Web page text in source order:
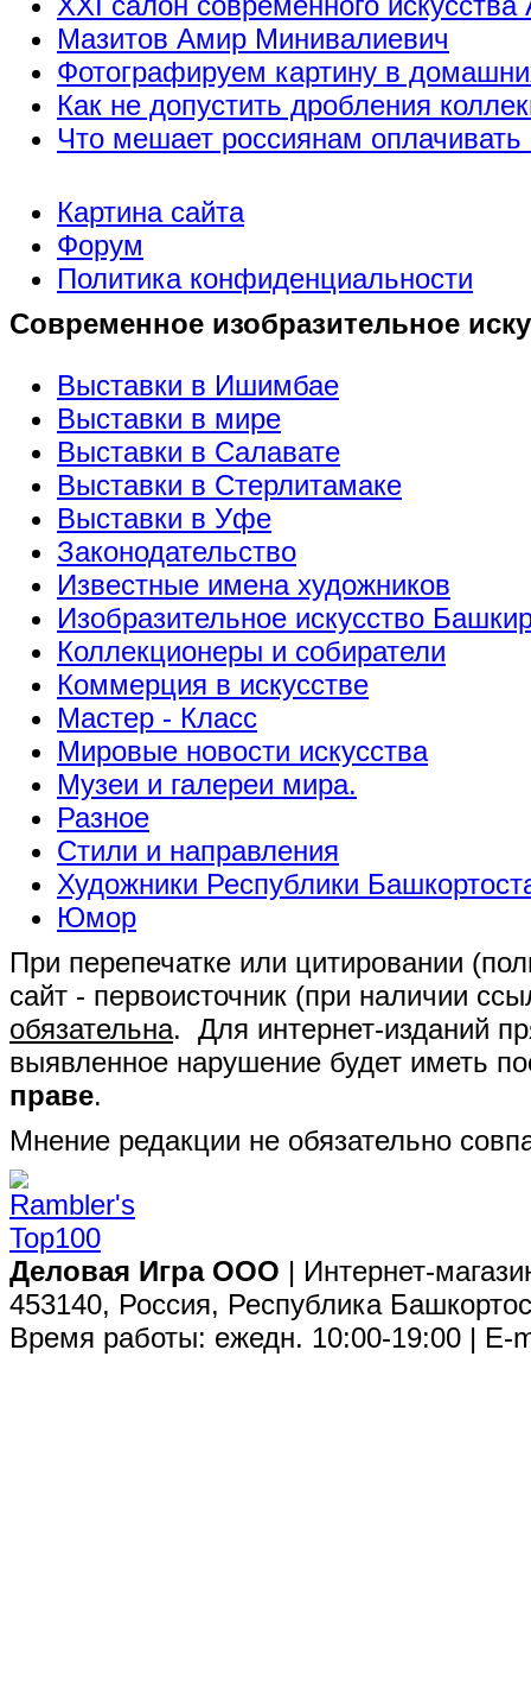
Мазитов Амир Минивалиевич
Фотографируем картину в
Как не допустить дробления
Что мешает россиянам
Картина сайта
Форум
Политика конфиденциальности
Современное изобразительное
Выставки в Ишимбае
Выставки в мире
Выставки в Салавате
Выставки в Стерлитамаке
Выставки в Уфе
Законодательство
Известные имена художников
Изобразительное искусство
Коллекционеры и собиратели
Коммерция в искусстве
Мастер - Класс
Мировые новости искусства
Музеи и галереи мира.
Разное
Стили и направления
Художники Республики
Юмор
При перепечатке или цитировании
сайт - первоисточник (при наличии
обязательна. Для интернет-изданий
выявленное нарушение будет иметь
праве.
Мнение редакции не обязательно
Деловая Игра ООО | Интернет-
453140, Россия, Республика
Время работы: ежедн. 10:00-19:00 | E-